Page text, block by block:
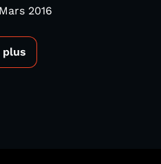
2016
plus